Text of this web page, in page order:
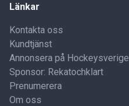
Länkar
Kontakta oss
Kundtjänst
Annonsera på Hockeysverige
Sponsor: Rekatochklart
Prenumerera
Om oss